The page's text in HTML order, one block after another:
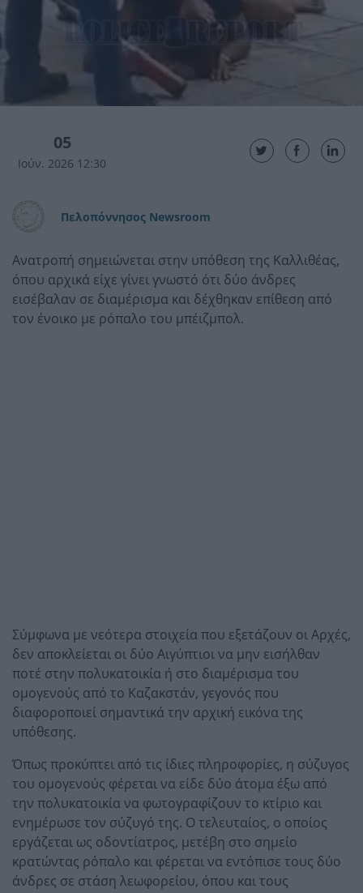
05
Ιούν. 2026 12:30
Πελοπόννησος Newsroom
Ανατροπή σημειώνεται στην υπόθεση της Καλλιθέας,
όπου αρχικά είχε γίνει γνωστό ότι δύο άνδρες
εισέβαλαν σε διαμέρισμα και δέχθηκαν επίθεση από
τον ένοικο με ρόπαλο του μπέιζμπολ.
Σύμφωνα με νεότερα στοιχεία που εξετάζουν οι Αρχές,
δεν αποκλείεται οι δύο Αιγύπτιοι να μην εισήλθαν
ποτέ στην πολυκατοικία ή στο διαμέρισμα του
ομογενούς από το Καζακστάν, γεγονός που
διαφοροποιεί σημαντικά την αρχική εικόνα της
υπόθεσης.
Όπως προκύπτει από τις ίδιες πληροφορίες, η σύζυγος
του ομογενούς φέρεται να είδε δύο άτομα έξω από
την πολυκατοικία να φωτογραφίζουν το κτίριο και
ενημέρωσε τον σύζυγό της. Ο τελευταίος, ο οποίος
εργάζεται ως οδοντίατρος, μετέβη στο σημείο
κρατώντας ρόπαλο και φέρεται να εντόπισε τους δύο
άνδρες σε στάση λεωφορείου, όπου και τους